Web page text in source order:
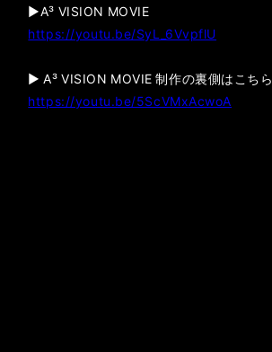
▶A³ VISION MOVIE
https://youtu.be/SyL_6VvpflU
▶ A³ VISION MOVIE 制作の裏側はこちら
https://youtu.be/5ScVMxAcwoA